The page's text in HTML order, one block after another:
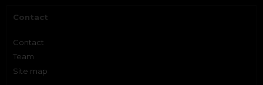
Contact
Contact
Team
Site map